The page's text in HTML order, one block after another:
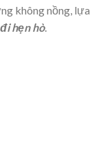
không nồng, lựa
đi hẹn hò.